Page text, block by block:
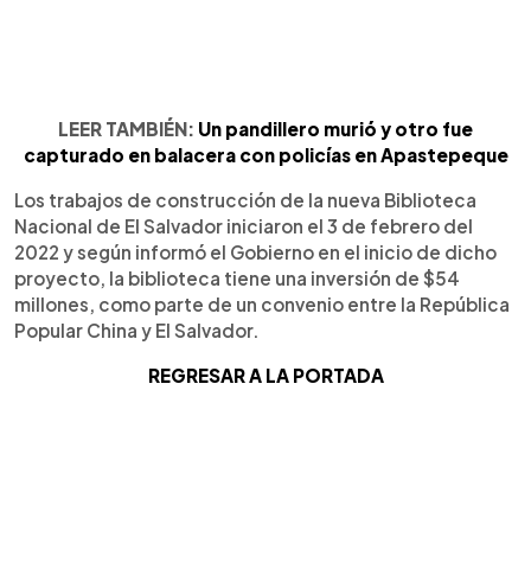
LEER TAMBIÉN: Un pandillero murió y otro fue
capturado en balacera con policías en Apastepeque
Los trabajos de construcción de la nueva Biblioteca
Nacional de El Salvador iniciaron el 3 de febrero del
2022 y según informó el Gobierno en el inicio de dicho
proyecto, la biblioteca tiene una inversión de $54
millones, como parte de un convenio entre la República
Popular China y El Salvador.
REGRESAR A LA PORTADA